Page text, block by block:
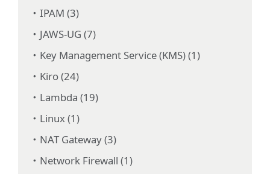
IPAM (3)
JAWS-UG (7)
Key Management Service (KMS) (1)
Kiro (24)
Lambda (19)
Linux (1)
NAT Gateway (3)
Network Firewall (1)